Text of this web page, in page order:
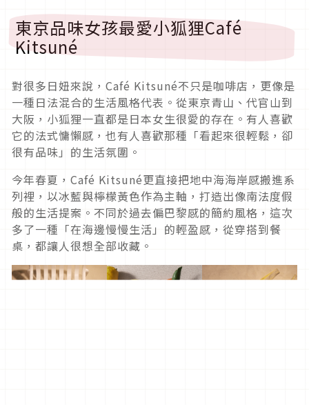
東京品味女孩最愛小狐狸Café
Kitsuné
對很多日妞來說，Café Kitsuné不只是咖啡店，更像是
一種日法混合的生活風格代表。從東京青山、代官山到
大阪，小狐狸一直都是日本女生很愛的存在。有人喜歡
它的法式慵懶感，也有人喜歡那種「看起來很輕鬆，卻
很有品味」的生活氛圍。
今年春夏，Café Kitsuné更直接把地中海海岸感搬進系
列裡，以冰藍與檸檬黃色作為主軸，打造出像南法度假
般的生活提案。不同於過去偏巴黎感的簡約風格，這次
多了一種「在海邊慢慢生活」的輕盈感，從穿搭到餐
桌，都讓人很想全部收藏。